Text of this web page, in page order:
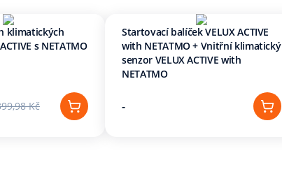
klimatických
s NETATMO
Kč
Startovací balíček VELUX ACTIVE
with NETATMO + Vnitřní klimatický
senzor VELUX ACTIVE with
NETATMO
-